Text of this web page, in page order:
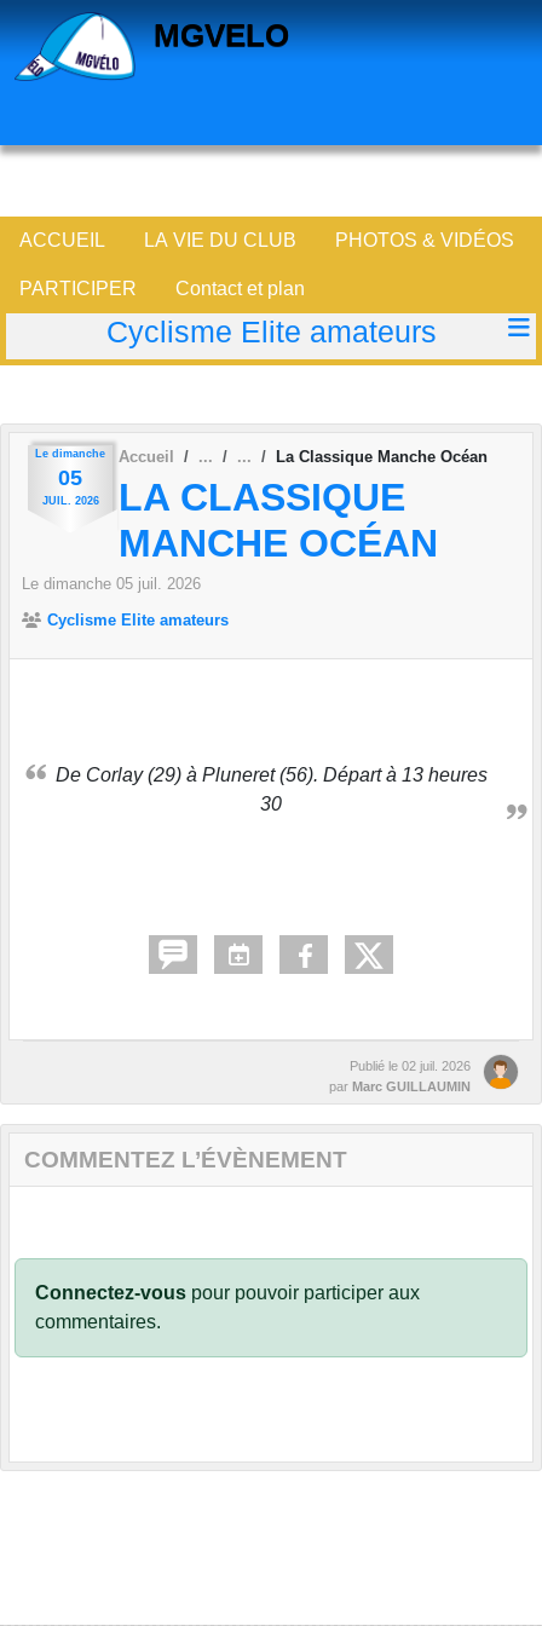
MGVELO
ACCUEIL LA VIE DU CLUB PHOTOS & VIDÉOS
PARTICIPER Contact et plan
Cyclisme Elite amateurs
Le dimanche
05
JUIL. 2026
Accueil La Classique Manche Océan
LA CLASSIQUE
MANCHE OCÉAN
Le dimanche 05 juil.
2026
Cyclisme Elite amateurs
De Corlay (29) à Pluneret (56). Départ à 13 heures
30
Publié le 02 juil. 2026
par Marc GUILLAUMIN
COMMENTEZ L’ÉVÈNEMENT
Connectez-vous pour pouvoir participer aux
commentaires.
Panneau de gestion des cookies